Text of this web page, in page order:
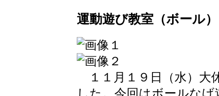
運動遊び教室（ボール）
１１月１９日（水）大
した。今回はボールな